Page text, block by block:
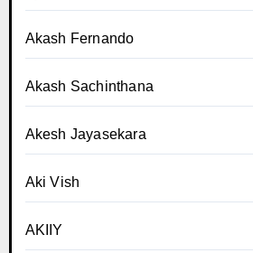
Akash Fernando
Akash Sachinthana
Akesh Jayasekara
Aki Vish
AKIIY